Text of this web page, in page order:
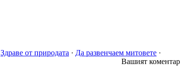
Здраве от природата · Да развенчаем митовете ·
Вашият коментар